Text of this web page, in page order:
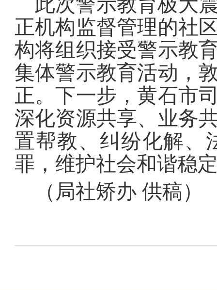
此次警示教育极大
正机构监督管理的社
构将组织接受警示教
集体警示教育活动，
正。下一步，黄石市
深化资源共享、业务
置帮教、纠纷化解、
罪，维护社会和谐稳
（ 局社矫办 供稿）